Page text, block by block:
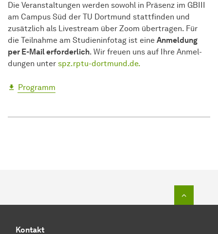
Die Ver­an­stal­tun­gen wer­den sowohl in Präsenz im GBIII
am Cam­pus Süd der TU Dort­mund statt­finden und
zusätzlich als Live­stream über Zoom über­tra­gen. Für
die Teil­nah­me am Studieninfotag ist eine An­mel­dung
per E-Mail er­for­der­lich. Wir freuen uns auf Ihre An­mel­
dung­en unter spz.rptu-dortmund.de.
Pro­gramm
Kontakt